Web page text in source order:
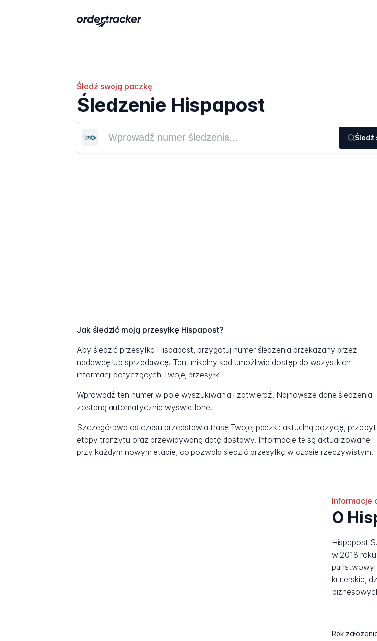
Śledź swoją paczkę
Śledzenie Hispapost
Śledź
Jak śledzić moją przesyłkę Hispapost?
Aby śledzić przesyłkę Hispapost, przygotuj numer śledzenia przekazany przez
nadawcę lub sprzedawcę. Ten unikalny kod umożliwia dostęp do wszystkich
informacji dotyczących Twojej przesyłki.
Wprowadź ten numer w pole wyszukiwania i zatwierdź. Najnowsze dane śledzenia
zostaną automatycznie wyświetlone.
Szczegółowa oś czasu przedstawia trasę Twojej paczki: aktualną pozycję,
etapy tranzytu oraz przewidywaną datę dostawy. Informacje te są aktualizowane
przy każdym nowym etapie, co pozwala śledzić przesyłkę w czasie rzeczywistym.
Informacje
O
Hispapost
w 2018
kurierskie,
Rok